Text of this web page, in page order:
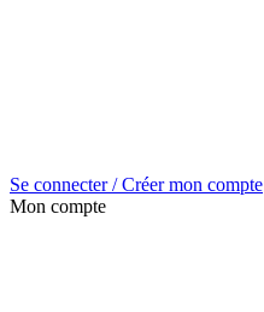
Se connecter / Créer mon compte
Mon compte